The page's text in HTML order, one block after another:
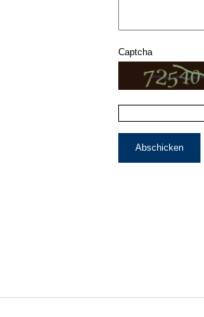
Captcha
Abschicken